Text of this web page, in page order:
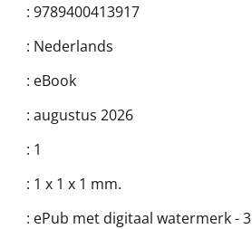
: 9789400413917
: Nederlands
: eBook
: augustus 2026
: 1
: 1 x 1 x 1 mm.
: ePub met digitaal watermerk - 3